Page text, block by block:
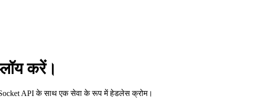
करें।
API के साथ एक सेवा के रूप में हेडलेस क्रोम।